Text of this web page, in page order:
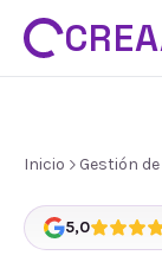
Inicio Gestión
5,0